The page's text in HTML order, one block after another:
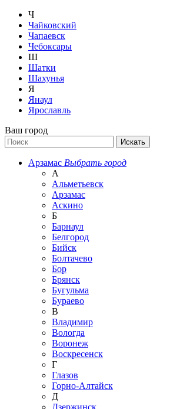
Ч
Чайковский
Чапаевск
Чебоксары
Ш
Шатки
Шахунья
Я
Янаул
Ярославль
Ваш город
Арзамас Выбрать город
А
Альметьевск
Арзамас
Аскино
Б
Барнаул
Белгород
Бийск
Болтачево
Бор
Брянск
Бугульма
Бураево
В
Владимир
Вологда
Воронеж
Воскресенск
Г
Глазов
Горно-Алтайск
Д
Дзержинск